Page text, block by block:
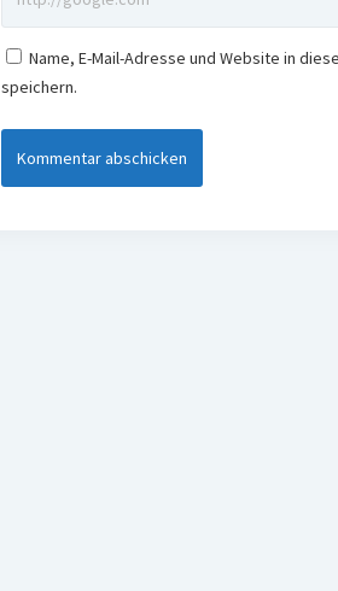
Name, E-Mail-Adresse und Website in
speichern.